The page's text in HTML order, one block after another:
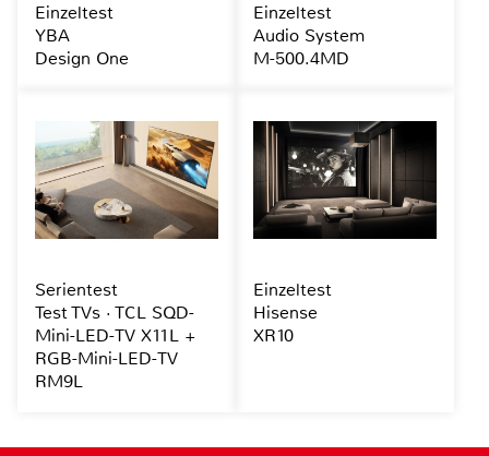
Einzeltest
YBA
Design One
Einzeltest
Audio System
M-500.4MD
Serientest
Test TVs · TCL SQD-
Mini-LED-TV X11L +
RGB-Mini-LED-TV
RM9L
Einzeltest
Hisense
XR10